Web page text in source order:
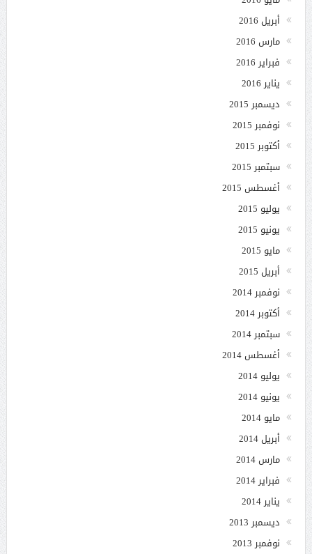
أبريل 2016
مارس 2016
فبراير 2016
يناير 2016
ديسمبر 2015
نوفمبر 2015
أكتوبر 2015
سبتمبر 2015
أغسطس 2015
يوليو 2015
يونيو 2015
مايو 2015
أبريل 2015
نوفمبر 2014
أكتوبر 2014
سبتمبر 2014
أغسطس 2014
يوليو 2014
يونيو 2014
مايو 2014
أبريل 2014
مارس 2014
فبراير 2014
يناير 2014
ديسمبر 2013
نوفمبر 2013